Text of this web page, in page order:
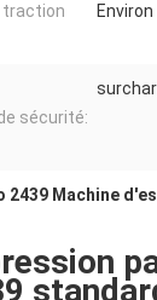
traction
sécurité:
2439 Machine